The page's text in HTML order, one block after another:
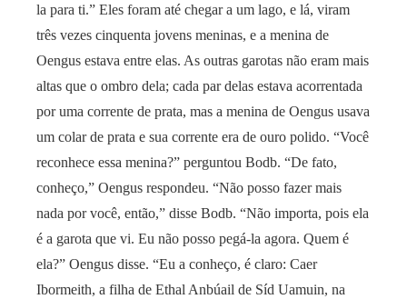
la para ti.” Eles foram até chegar a um lago, e lá, viram
três vezes cinquenta jovens meninas, e a menina de
Oengus estava entre elas. As outras garotas não eram mais
altas que o ombro dela; cada par delas estava acorrentada
por uma corrente de prata, mas a menina de Oengus usava
um colar de prata e sua corrente era de ouro polido. “Você
reconhece essa menina?” perguntou Bodb. “De fato,
conheço,” Oengus respondeu. “Não posso fazer mais
nada por você, então,” disse Bodb. “Não importa, pois ela
é a garota que vi. Eu não posso pegá-la agora. Quem é
ela?” Oengus disse. “Eu a conheço, é claro: Caer
Ibormeith, a filha de Ethal Anbúail de Síd Uamuin, na